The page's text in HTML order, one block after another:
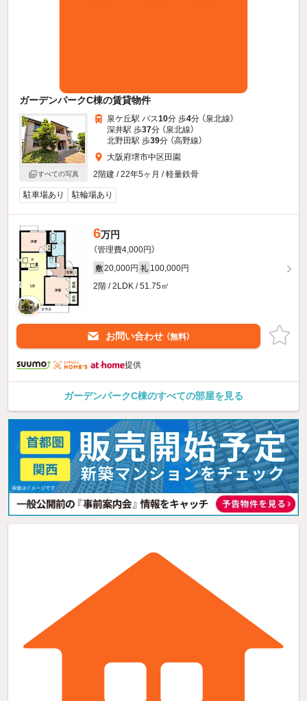
ガーデンパークC棟の賃貸物件
すべての写真
泉ケ丘駅 バス10分 歩4分 （泉北線）
深井駅 歩37分 （泉北線）
北野田駅 歩39分 （高野線）
大阪府堺市中区田園
2階建 / 22年5ヶ月 / 軽量鉄骨
駐車場あり 駐輪場あり
6万円
（管理費4,000円）
敷 20,000円 礼 100,000円
2階 / 2LDK / 51.75㎡
お問い合わせ （無料）
提供
ガーデンパークC棟のすべての部屋を見る